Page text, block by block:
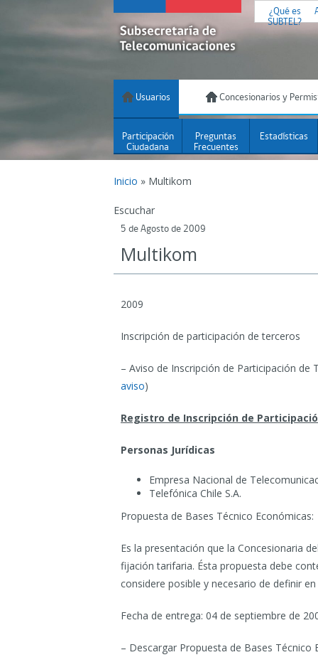
¿Qué es
SUBTEL?
Usuarios Concesionarios y
Participación
Ciudadana
Preguntas
Frecuentes
Estadísticas
Inicio » Multikom
Escuchar
5 de Agosto de 2009
Multikom
2009
Inscripción de participación de terceros
– Aviso de Inscripción de Participación
aviso)
Registro de Inscripción de
Personas Jurídicas
Empresa Nacional de
Telefónica Chile S.A.
Propuesta de Bases Técnico Económicas:
Es la presentación que la Concesionaria
fijación tarifaria. Ésta propuesta debe
considere posible y necesario de definir
Fecha de entrega: 04 de septiembre de
– Descargar Propuesta de Bases Técnico